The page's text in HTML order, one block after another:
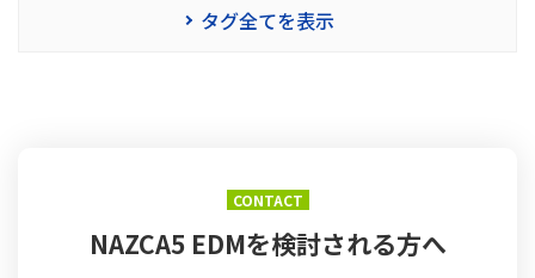
タグ全てを表示
CONTACT
NAZCA5 EDMを検討される方へ